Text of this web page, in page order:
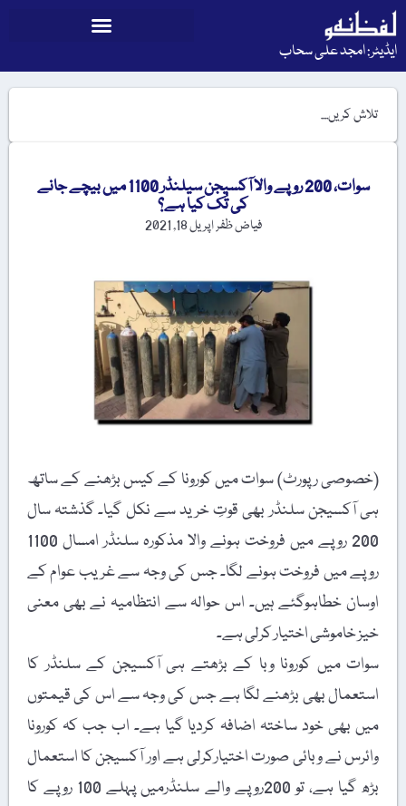
ایڈیٹر: امجد علی سحاب
سوات، 200 روپے والا آکسیجن سیلنڈر 1100 میں بیچے جانے
کی تُک کیا ہے؟
فیاض ظفراپریل 18, 2021
(خصوصی رپورٹ) سوات میں کورونا کے کیس بڑھنے کے ساتھ
ہی آکسیجن سلنڈر بھی قوتِ خرید سے نکل گیا۔ گذشتہ سال
200 روپے میں فروخت ہونے والا مذکورہ سلنڈر امسال 1100
روپے میں فروخت ہونے لگا۔ جس کی وجہ سے غریب عوام کے
اوسان خطاہوگئے ہیں۔ اس حوالہ سے انتظامیہ نے بھی معنی
خیز خاموشی اختیار کرلی ہے۔
سوات میں کورونا وبا کے بڑھتے ہی آکسیجن کے سلنڈر کا
استعمال بھی بڑھنے لگا ہے جس کی وجہ سے اس کی قیمتوں
میں بھی خود ساختہ اضافہ کردیا گیا ہے۔ اب جب کہ کورونا
وائرس نے وبائی صورت اختیارکرلی ہے اور آکسیجن کا استعمال
بڑھ گیا ہے، تو 200روپے والے سلنڈرمیں پہلے 100 روپے کا